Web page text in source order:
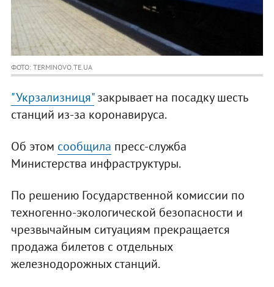
ФОТО: TERMINOVO.TE.UA
"Укрзализниця"закрывает на посадку шесть
станций из-за коронавируса.
Об этом сообщила пресс-служба
Министерства инфраструктуры.
По решению Государственной комиссии по
техногенно-экологической безопасности и
чрезвычайным ситуациям прекращается
продажа билетов с отдельных
железнодорожных станций.